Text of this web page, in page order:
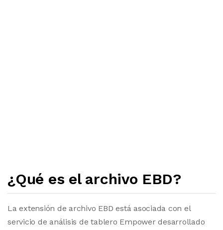
¿Qué es el archivo EBD?
La extensión de archivo EBD está asociada con el
servicio de análisis de tablero Empower desarrollado